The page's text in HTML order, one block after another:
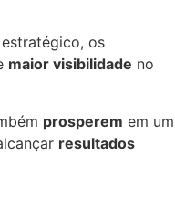
os
maior visibilidade no
prosperem em um
resultados